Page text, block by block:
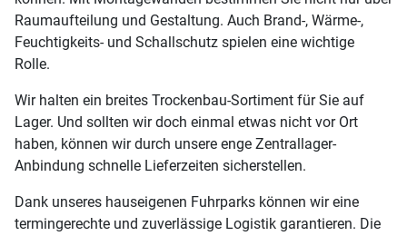
Raumaufteilung und Gestaltung. Auch Brand-, Wärme-,
Feuchtigkeits- und Schallschutz spielen eine wichtige
Rolle.
Wir halten ein breites Trockenbau-Sortiment für Sie auf
Lager. Und sollten wir doch einmal etwas nicht vor Ort
haben, können wir durch unsere enge Zentrallager-
Anbindung schnelle Lieferzeiten sicherstellen.
Dank unseres hauseigenen Fuhrparks können wir eine
termingerechte und zuverlässige Logistik garantieren. Die